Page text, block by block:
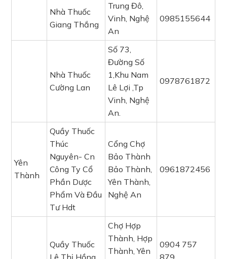
Nhà Thuốc
Giang Thắng
Trung Đô,
Vinh, Nghệ
An
0985155644
Nhà Thuốc
Cường Lan
Số 73,
Đường Số
1,Khu Nam
Lê Lợi ,Tp
Vinh, Nghệ
An.
0978761872
Yên
Thành
Quầy Thuốc
Thúc
Nguyên- Cn
Công Ty Cổ
Phần Dược
Phẩm Và Đầu
Tư Hdt
Cổng Chợ
Bảo Thành
Bảo Thành,
Yên Thành,
Nghệ An
0961872456
Quầy Thuốc
Lê Thị Hồng
Chợ Hợp
Thành, Hợp
Thành, Yên
0904 757
879